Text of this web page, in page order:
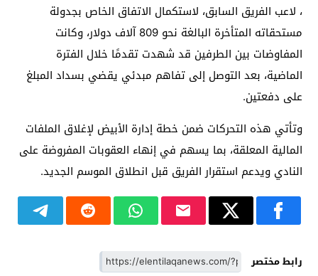
، لاعب الفريق السابق، لاستكمال الاتفاق الخاص بجدولة
مستحقاته المتأخرة البالغة نحو 809 آلاف دولار، وكانت
المفاوضات بين الطرفين قد شهدت تقدمًا خلال الفترة
الماضية، بعد التوصل إلى تفاهم مبدئي يقضي بسداد المبلغ
على دفعتين.
وتأتي هذه التحركات ضمن خطة إدارة الأبيض لإغلاق الملفات
المالية المعلقة، بما يسهم في إنهاء العقوبات المفروضة على
النادي ويدعم استقرار الفريق قبل انطلاق الموسم الجديد.
رابط مختصر